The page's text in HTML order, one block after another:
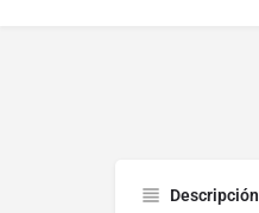
Descripción